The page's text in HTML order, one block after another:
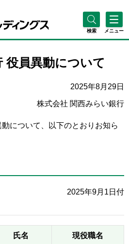
検索 メニュー
役員異動について
2025年8月29日
株式会社 関西みらい銀行
について、以下のとおりお知ら
2025年9月1日付
氏名 現役職名